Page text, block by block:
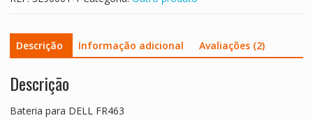
Descrição Informação adicional Avaliações (2)
Descrição
Bateria para DELL FR463